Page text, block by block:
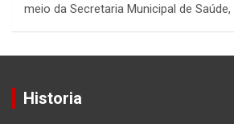
meio da Secretaria Municipal de
Historia